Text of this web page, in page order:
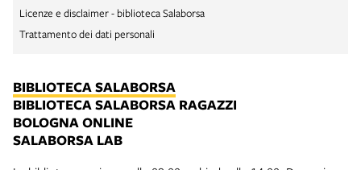
Licenze e disclaimer - biblioteca Salaborsa
Trattamento dei dati personali
BIBLIOTECA SALABORSA
BIBLIOTECA SALABORSA RAGAZZI
BOLOGNA ONLINE
SALABORSA LAB